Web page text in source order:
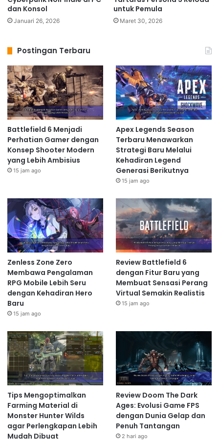
dan Konsol
Januari 26, 2026
untuk Pemula
Maret 30, 2026
Postingan Terbaru
Battlefield 6 Menjadi
Perhatian Gamer dengan
Konsep Shooter Modern
yang Lebih Ambisius
15 jam ago
Apex Legends Season
Terbaru Menawarkan
Strategi Baru Melalui
Kehadiran Legend
Generasi Berikutnya
15 jam ago
Zenless Zone Zero
Membawa Pengalaman
RPG Mobile Lebih Seru
dengan Kehadiran Hero
Baru
15 jam ago
Review Battlefield 6
dengan Fitur Baru yang
Membuat Sensasi Perang
Virtual Semakin Realistis
15 jam ago
Tips Mengoptimalkan
Farming Material di
Monster Hunter Wilds
agar Perlengkapan Lebih
Mudah Dibuat
Review Doom The Dark
Ages: Evolusi Game FPS
dengan Dunia Gelap dan
Penuh Tantangan
2 hari ago